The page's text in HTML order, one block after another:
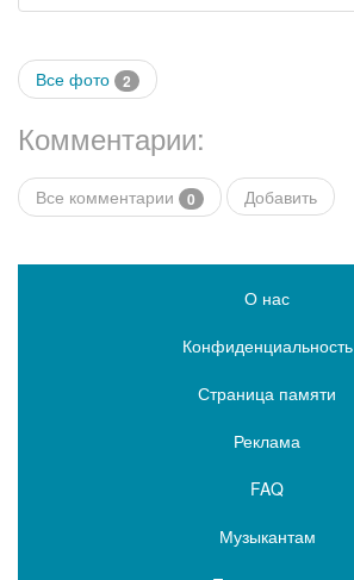
Все фото 2
Комментарии:
Все комментарии 0 Добавить
О нас
Конфиденциальность
Страница памяти
Реклама
FAQ
Музыкантам